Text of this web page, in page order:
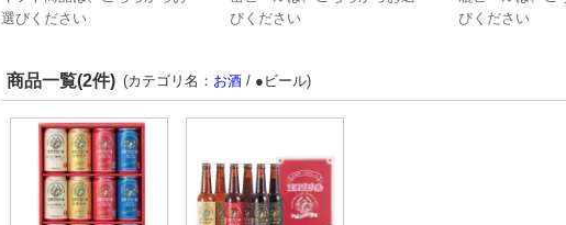
選びください
びください
びください
商品一覧(2件) (カテゴリ名： お酒 / ●ビール)